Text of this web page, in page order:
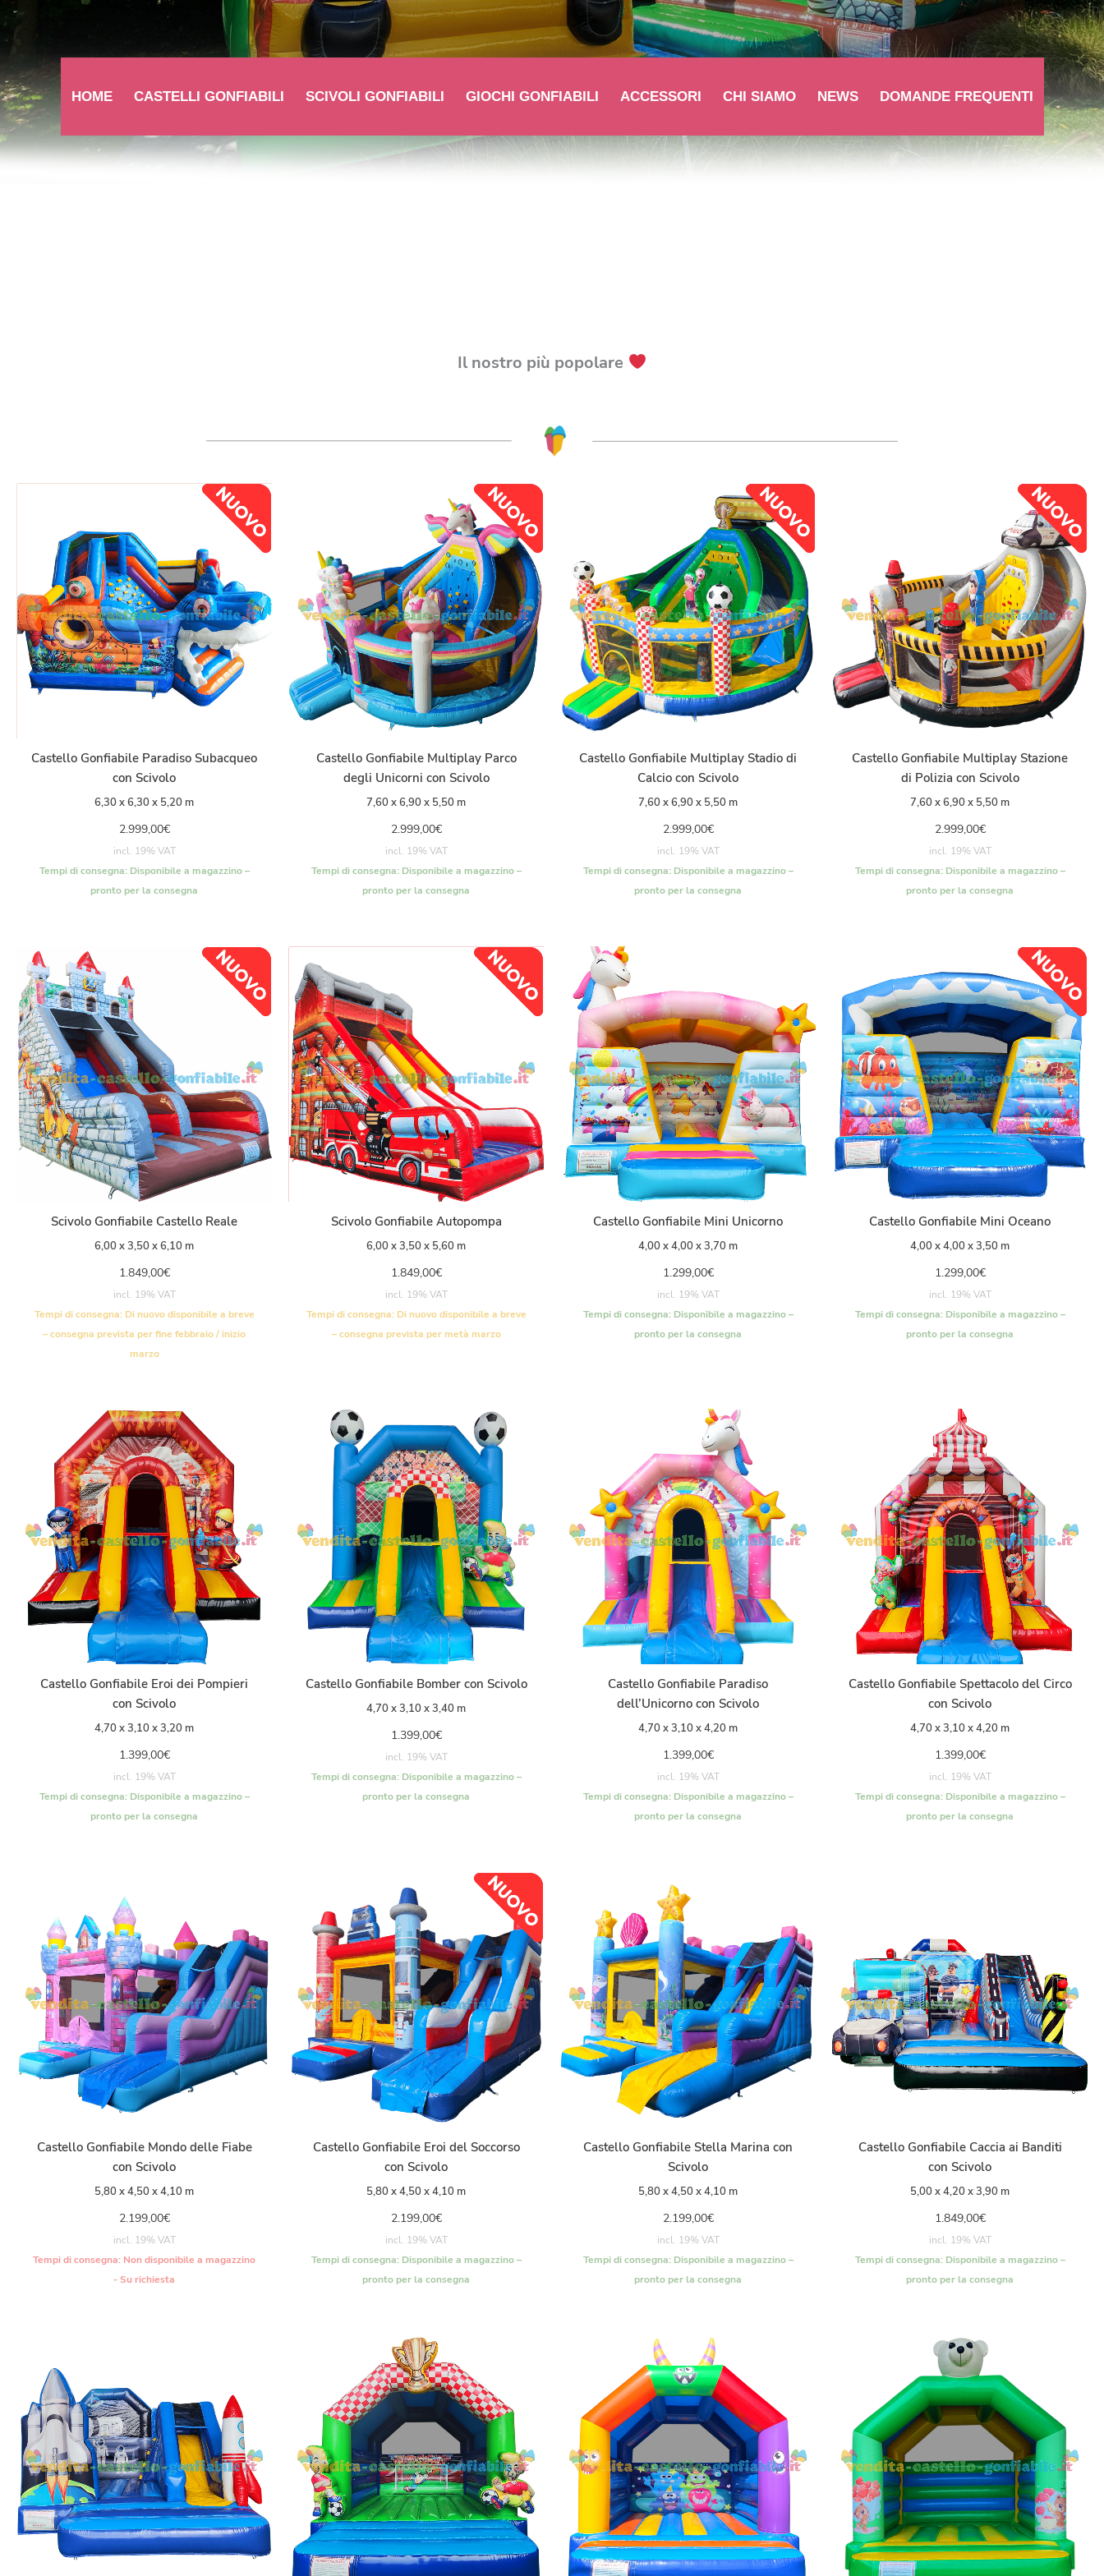
HOME CASTELLI GONFIABILI SCIVOLI GONFIABILI GIOCHI GONFIABILI ACCESSORI CHI SIAMO NEWS DOMANDE FREQUENTI
Il nostro più popolare
Castello Gonfiabile Paradiso Subacqueo
con Scivolo
6,30 x 6,30 x 5,20 m
2.999,00€
incl. 19% VAT
Tempi di consegna: Disponibile a magazzino –
pronto per la consegna
Castello Gonfiabile Multiplay Parco
degli Unicorni con Scivolo
7,60 x 6,90 x 5,50 m
2.999,00€
incl. 19% VAT
Tempi di consegna: Disponibile a magazzino –
pronto per la consegna
Castello Gonfiabile Multiplay Stadio di
Calcio con Scivolo
7,60 x 6,90 x 5,50 m
2.999,00€
incl. 19% VAT
Tempi di consegna: Disponibile a magazzino –
pronto per la consegna
Castello Gonfiabile Multiplay Stazione
di Polizia con Scivolo
7,60 x 6,90 x 5,50 m
2.999,00€
incl. 19% VAT
Tempi di consegna: Disponibile a magazzino –
pronto per la consegna
Scivolo Gonfiabile Castello Reale
6,00 x 3,50 x 6,10 m
1.849,00€
incl. 19% VAT
Tempi di consegna: Di nuovo disponibile a breve
– consegna prevista per fine febbraio / inizio
marzo
Scivolo Gonfiabile Autopompa
6,00 x 3,50 x 5,60 m
1.849,00€
incl. 19% VAT
Tempi di consegna: Di nuovo disponibile a breve
– consegna prevista per metà marzo
Castello Gonfiabile Mini Unicorno
4,00 x 4,00 x 3,70 m
1.299,00€
incl. 19% VAT
Tempi di consegna: Disponibile a magazzino –
pronto per la consegna
Castello Gonfiabile Mini Oceano
4,00 x 4,00 x 3,50 m
1.299,00€
incl. 19% VAT
Tempi di consegna: Disponibile a magazzino –
pronto per la consegna
Castello Gonfiabile Eroi dei Pompieri
con Scivolo
4,70 x 3,10 x 3,20 m
1.399,00€
incl. 19% VAT
Tempi di consegna: Disponibile a magazzino –
pronto per la consegna
Castello Gonfiabile Bomber con Scivolo
4,70 x 3,10 x 3,40 m
1.399,00€
incl. 19% VAT
Tempi di consegna: Disponibile a magazzino –
pronto per la consegna
Castello Gonfiabile Paradiso
dell’Unicorno con Scivolo
4,70 x 3,10 x 4,20 m
1.399,00€
incl. 19% VAT
Tempi di consegna: Disponibile a magazzino –
pronto per la consegna
Castello Gonfiabile Spettacolo del Circo
con Scivolo
4,70 x 3,10 x 4,20 m
1.399,00€
incl. 19% VAT
Tempi di consegna: Disponibile a magazzino –
pronto per la consegna
Castello Gonfiabile Mondo delle Fiabe
con Scivolo
5,80 x 4,50 x 4,10 m
2.199,00€
incl. 19% VAT
Tempi di consegna: Non disponibile a magazzino
- Su richiesta
Castello Gonfiabile Eroi del Soccorso
con Scivolo
5,80 x 4,50 x 4,10 m
2.199,00€
incl. 19% VAT
Tempi di consegna: Disponibile a magazzino –
pronto per la consegna
Castello Gonfiabile Stella Marina con
Scivolo
5,80 x 4,50 x 4,10 m
2.199,00€
incl. 19% VAT
Tempi di consegna: Disponibile a magazzino –
pronto per la consegna
Castello Gonfiabile Caccia ai Banditi
con Scivolo
5,00 x 4,20 x 3,90 m
1.849,00€
incl. 19% VAT
Tempi di consegna: Disponibile a magazzino –
pronto per la consegna